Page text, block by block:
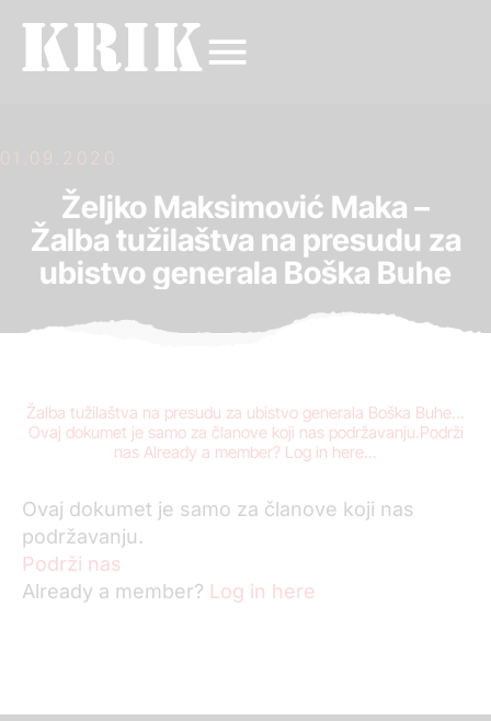
01.09.2020.
Željko Maksimović Maka –
Žalba tužilaštva na presudu za
ubistvo generala Boška Buhe
Žalba tužilaštva na presudu za ubistvo generala Boška Buhe…
Ovaj dokumet je samo za članove koji nas podržavanju.Podrži
nas Already a member? Log in here...
Ovaj dokumet je samo za članove koji nas
podržavanju.
Podrži nas
Already a member? Log in here